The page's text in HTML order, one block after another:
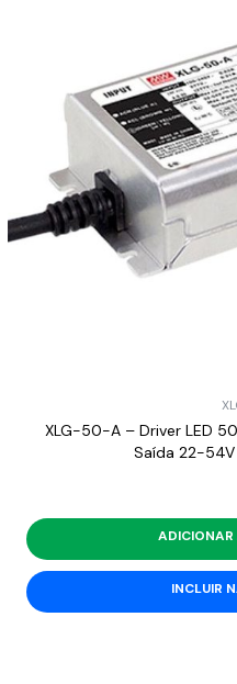
XLG-50-A – Driver LED
Saída 22-54V
INCLUIR